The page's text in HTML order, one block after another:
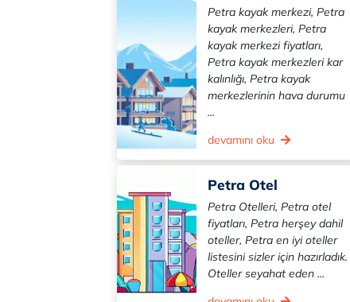
Petra kayak merkezi, Petra
kayak merkezleri, Petra
kayak merkezi fiyatları,
Petra kayak merkezleri kar
kalınlığı, Petra kayak
merkezlerinin hava durumu
...
devamını oku
Petra Otel
Petra Otelleri, Petra otel
fiyatları, Petra herşey dahil
oteller, Petra en iyi oteller
listesini sizler için hazırladık.
Oteller seyahat eden ...